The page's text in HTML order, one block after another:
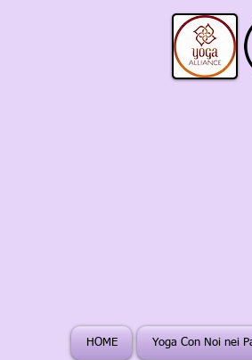
HOME Yoga Con Noi nei